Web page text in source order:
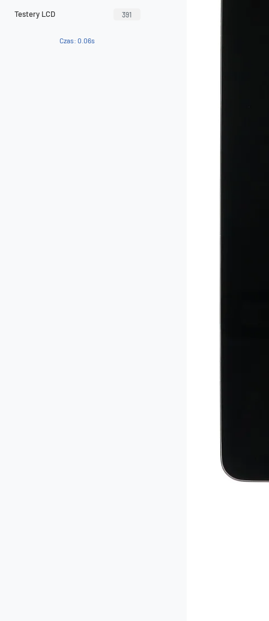
Testery LCD 391
Czas: 0.06s